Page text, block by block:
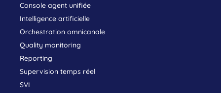
Console agent unifiée
Intelligence artificielle
Orchestration omnicanale
Quality monitoring
Reporting
Supervision temps réel
SVI